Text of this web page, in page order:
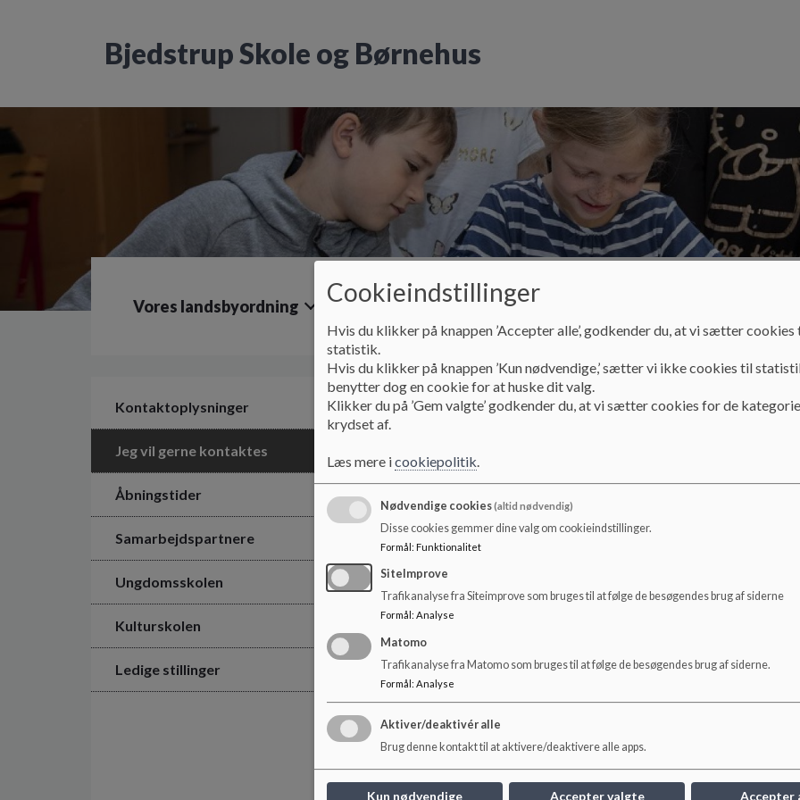
e
i
d
Bjedstrup Skole og Børnehus
Vores landsbyordning Dagtilbud Skole Fritidsklub
Kontaktoplysninger
Jeg vil gerne kontaktes
Åbningstider
Samarbejdspartnere
Ungdomsskolen
Kulturskolen
Ledige stillinger
Kontakt Jeg vil gerne kontaktes
- Går du i overvejelser om at flytte til området?
- Er du netop flyttet til området?
- Overvejer du Bjedstrup som et frit skolevalg?
Og kunne du i denne sammenhæng have lyst til at
børnehaverne eller skolen, kan du give os besked via
Cookieindstillinger
Hvis du klikker på knappen ’Accepter alle’, godkender du, at vi sætter
statistik.
Hvis du klikker på knappen ’Kun nødvendige,’ sætter vi ikke cookies til
benytter dog en cookie for at huske dit valg.
Klikker du på ’Gem valgte’ godkender du, at vi sætter cookies for de
krydset af.
Læs mere icookiepolitik.
Nødvendige cookies(altid nødvendig)
Disse cookies gemmer dine valg om cookieindstillinger.
Formål: Funktionalitet
SiteImprove
Trafikanalyse fra Siteimprove som bruges til at følge de besøgendes brug af siderne
Formål : Analyse
Matomo
Trafikanalyse fra Matomo som bruges til at følge de besøgendes brug af siderne.
Formål : Analyse
Aktiver/deaktivér alle
Brug denne kontakt til at aktivere/deaktivere alle apps.
Kun nødvendige Accepter valgte Accepter